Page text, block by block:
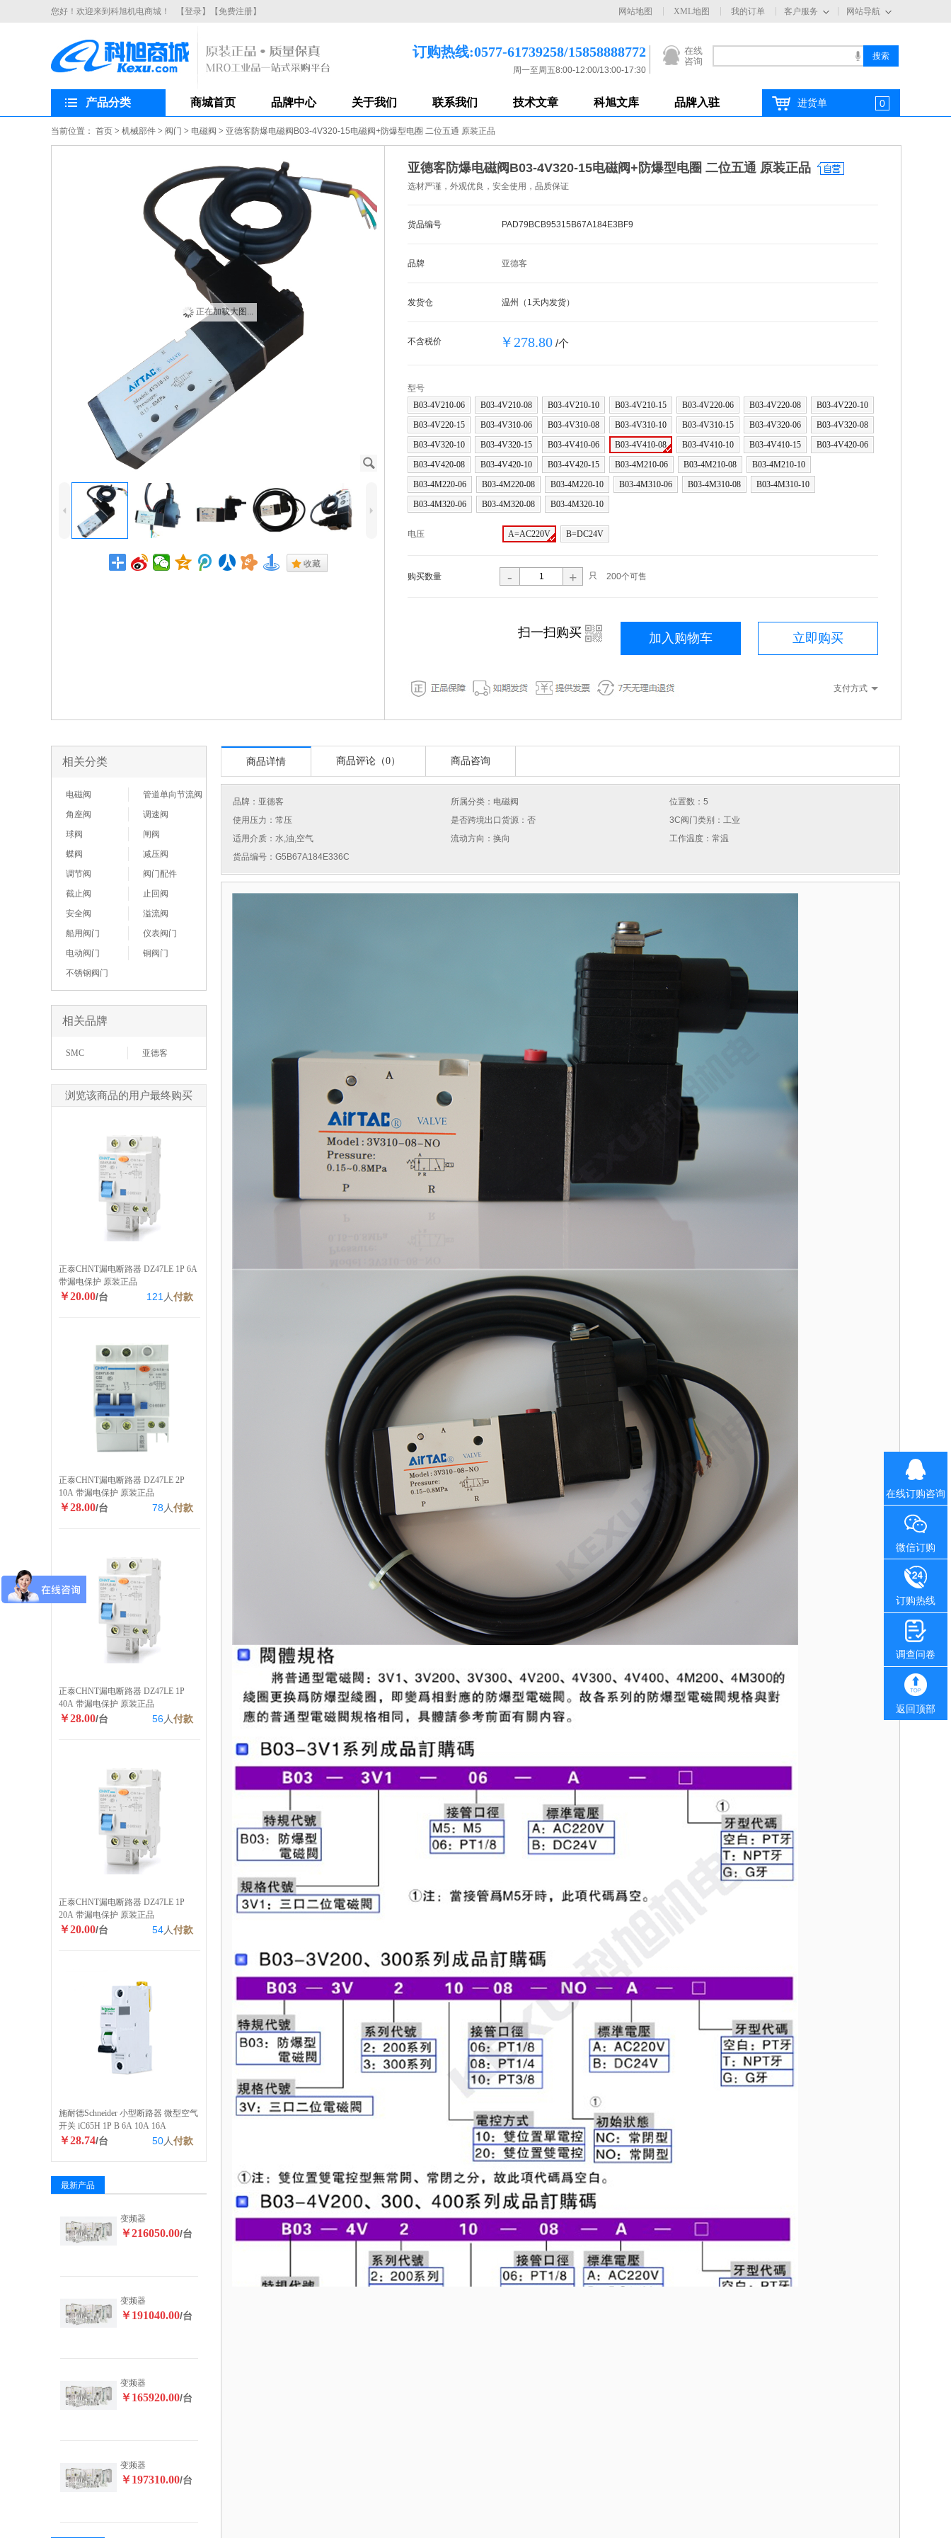
您好！欢迎来到科旭机电商城！ 【登录】 【免费注册】 网站导航
客户服务
网站地图 XML地图 我的订单
在线
咨询
订购热线:0577-61739258/15858888772
周一至周五8:00-12:00/13:00-17:30
产品分类 商城首页 品牌中心 关于我们 联系我们 技术文章 科旭文库 品牌入驻 进货单 0
当前位置： 首页 > 机械部件 > 阀门 > 电磁阀 > 亚德客防爆电磁阀B03-4V320-15电磁阀+防爆型电圈 二位五通 原装正品
J
正在加载大图...
4 5
. 收藏
亚德客防爆电磁阀B03-4V320-15电磁阀+防爆型电圈 二位五通 原装正品
选材严谨，外观优良，安全使用，品质保证
货品编号 PAD79BCB95315B67A184E3BF9
品牌 亚德客
发货仓 温州（1天内发货）
不含税价 ￥278.80 /个
型号
B03-4V210-06
B03-4V210-08 B03-4V210-10 B03-4V210-15 B03-4V220-06 B03-4V220-08
B03-4V220-10
B03-4V220-15
B03-4V310-06 B03-4V310-08 B03-4V310-10 B03-4V310-15 B03-4V320-06
B03-4V320-08
B03-4V320-10
B03-4V320-15 B03-4V410-06 B03-4V410-08 B03-4V410-10 B03-4V410-15
B03-4V420-06
B03-4V420-08
B03-4V420-10 B03-4V420-15 B03-4M210-06 B03-4M210-08
B03-4M210-10
B03-4M220-06
B03-4M220-08 B03-4M220-10 B03-4M310-06 B03-4M310-08
B03-4M310-10
B03-4M320-06
B03-4M320-08 B03-4M320-10
电压 A=AC220V B=DC24V
购买数量 - + 只 200个可售
立即购买
加入购物车
扫一扫购买 i
支付方式
相关分类
电磁阀
管道单向节流阀
角座阀
调速阀
球阀
闸阀
蝶阀
减压阀
调节阀
阀门配件
截止阀
止回阀
安全阀
溢流阀
船用阀门
仪表阀门
电动阀门
铜阀门
不锈钢阀门
相关品牌
SMC 亚德客
浏览该商品的用户最终购买
正泰CHNT漏电断路器 DZ47LE 1P 6A
带漏电保护 原装正品
￥20.00/台 121 人付款
正泰CHNT漏电断路器 DZ47LE 2P
10A 带漏电保护 原装正品
￥28.00/台 78 人付款
正泰CHNT漏电断路器 DZ47LE 1P
40A 带漏电保护 原装正品
￥28.00/台 56人付款
正泰CHNT漏电断路器 DZ47LE 1P
20A 带漏电保护 原装正品
￥20.00/台 54人付款
施耐德Schneider 小型断路器 微型空气
开关 iC65H 1P B 6A 10A 16A
￥28.74/台 50人付款
最新产品
变频器
￥216050.00/台
变频器
￥191040.00/台
变频器
￥165920.00/台
变频器
￥197310.00/台
商品详情 商品评论（0） 商品咨询
品牌： 亚德客 所属分类：电磁阀
位置数：5
使用压力：常压
是否跨境出口货源：否
3C阀门类别：工业
适用介质：水,油,空气
流动方向：换向
工作温度：常温
货品编号：G5B67A184E336C
在线订购咨询
微信订购
订购热线
调查问卷
返回顶部